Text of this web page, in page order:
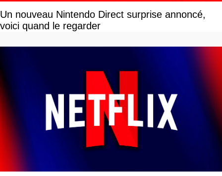
Un nouveau Nintendo Direct surprise annoncé,
voici quand le regarder